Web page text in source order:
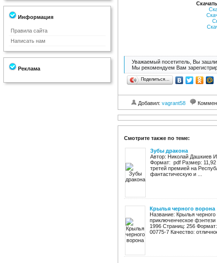
Информация
Правила сайта
Написать нам
Реклама
Уважаемый посетитель, Вы зашли
Мы рекомендуем Вам
Поделиться…
Добавил: vagrant58
Смотрите также по теме:
Зубы дракона
Автор: Николай Дашкиев
Формат: pdf Размер:
третей премией на
фантастическую и ...
Крылья черного ворона
Название: Крылья
приключенческое
1996 Страниц: 256
00775-7 Качество: